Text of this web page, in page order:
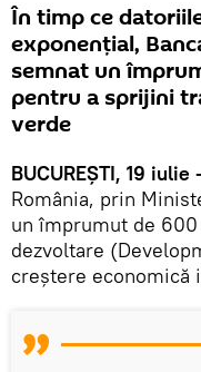
În timp ce
exponențial,
semnat un
pentru a sprijini
verde
BUCUREȘTI, 19 iulie
România, prin
un împrumut de
dezvoltare
creştere economică